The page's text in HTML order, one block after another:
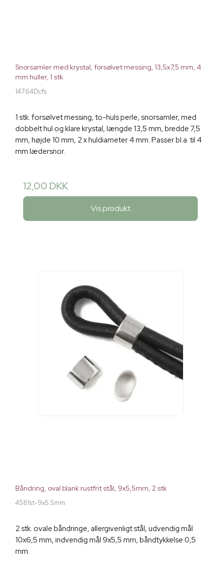
Snorsamler med krystal, forsølvet messing, 13,5x7,5 mm, 4
mm huller, 1 stk
14764Dcfs
1 stk. forsølvet messing, to-huls perle, snorsamler, med
dobbelt hul og klare krystal, længde 13,5 mm, bredde 7,5
mm, højde 10 mm, 2 x huldiameter 4 mm. Passer bl.a. til 4
mm lædersnor.
12,00 DKK
Vis produkt
Båndring, oval blank rustfrit stål, 9x5,5mm, 2 stk
4581st-9x5.5mm
2 stk. ovale båndringe, allergivenligt stål, udvendig mål
10x6,5 mm, indvendig mål 9x5,5 mm, båndtykkelse 0,5
mm.